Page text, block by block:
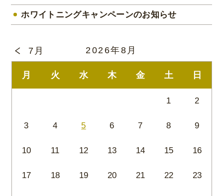
ホワイトニングキャンペーンのお知らせ
2026年8月
月 火 水 木 金 土 日
7月
1 2
3 4 5 6 7 8 9
10 11 12 13 14 15 16
17 18 19 20 21 22 23